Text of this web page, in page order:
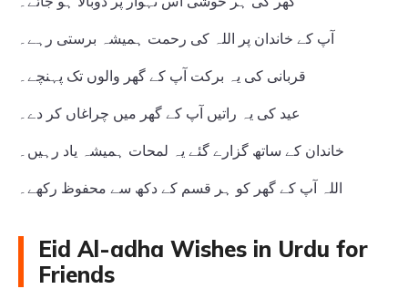
آپ کے خاندان پر اللہ کی رحمت ہمیشہ برستی رہے۔
قربانی کی یہ برکت آپ کے گھر والوں تک پہنچے۔
عید کی یہ راتیں آپ کے گھر میں چراغاں کر دے۔
خاندان کے ساتھ گزارے گئے یہ لمحات ہمیشہ یاد رہیں۔
اللہ آپ کے گھر کو ہر قسم کے دکھ سے محفوظ رکھے۔
Eid Al-adha Wishes in Urdu for
Friends